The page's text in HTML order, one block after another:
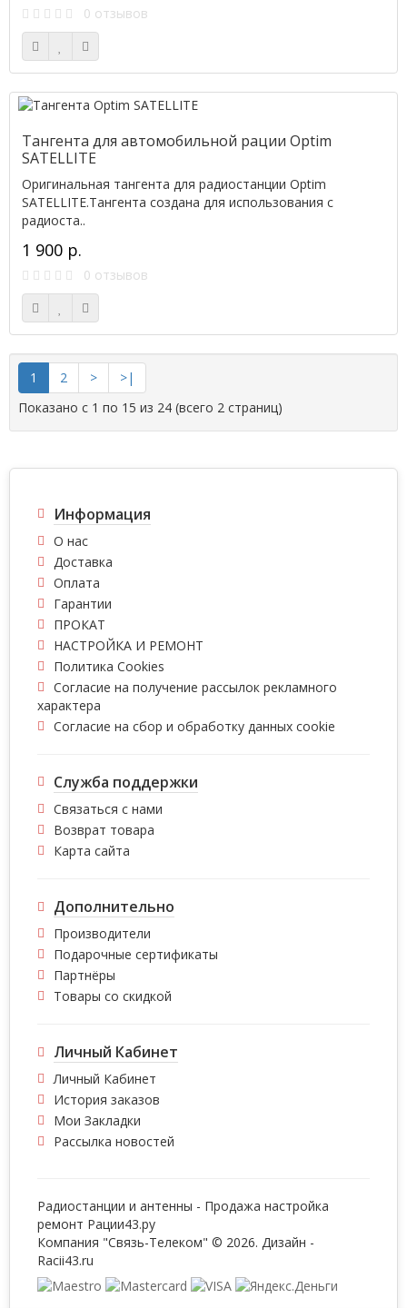
0 отзывов
Тангента для автомобильной рации Optim
SATELLITE
Оригинальная тангента для радиостанции Optim
SATELLITE.Тангента создана для использования с
радиоста..
1 900 р.
0 отзывов
1 2 >
>|
Показано с 1 по 15 из 24 (всего 2 страниц)
Информация
О нас
Доставка
Оплата
Гарантии
ПРОКАТ
НАСТРОЙКА И РЕМОНТ
Политика Cookies
Согласие на получение рассылок рекламного
характера
Согласие на сбор и обработку данных cookie
Служба поддержки
Связаться с нами
Возврат товара
Карта сайта
Дополнительно
Производители
Подарочные сертификаты
Партнёры
Товары со скидкой
Личный Кабинет
Личный Кабинет
История заказов
Мои Закладки
Рассылка новостей
Радиостанции и антенны - Продажа настройка
ремонт Рации43.ру
Компания "Связь-Телеком" © 2026. Дизайн -
Racii43.ru